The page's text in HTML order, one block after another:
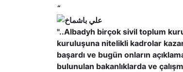
“
"..Albadyh birçok sivil toplum
kuruluşuna nitelikli kadrolar
başardı ve bugün onların
bulunulan bakanlıklarda ve